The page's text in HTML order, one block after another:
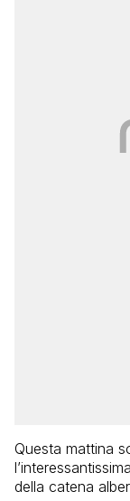
Questa mattina
l’interessantissima
della catena